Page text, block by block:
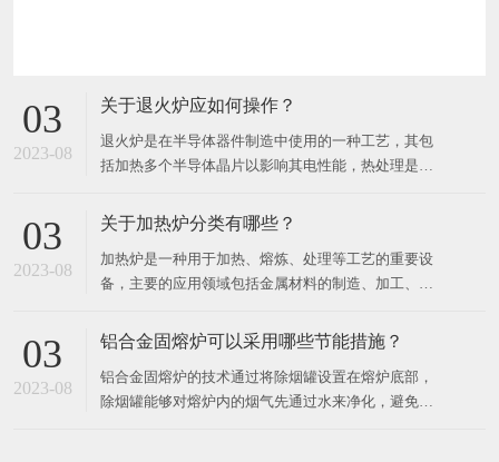
03
2023-08
关于退火炉应如何操作？
退火炉是在半导体器件制造中使用的一种工艺，其包
括加热多个半导体晶片以影响其电性能，热处理是针
剂，将薄膜转换成薄膜或将薄膜转换成晶片衬底界
复注入的损伤，移动掺杂剂或将掺杂剂从一个薄膜转
移到另一个薄膜或从薄膜进入晶
03
2023-08
关于加热炉分类有哪些？
加热炉是一种用于加热、熔炼、处理等工艺的重要设
备，主要的应用领域包括金属材料的制造、加工、热
分为以下几种：1. 精细加热炉精细加热炉是一种可以
主要应用于汽车零部件、模具件、机器零件、航空航
天零部件等领域。2
03
2023-08
铝合金固熔炉可以采用哪些节能措施？
铝合金固熔炉的技术通过将除烟罐设置在熔炉底部，
除烟罐能够对熔炉内的烟气先通过水来净化，避免有